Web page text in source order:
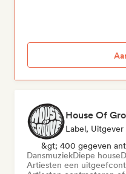
House Of
Label, Uitgever
&gt; 400 gegeven
DansmuziekDiepe house
Artiesten een